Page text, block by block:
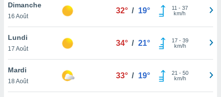
votre
à
Dimanche
16 Août
32° / 19° 11 - 37
km/h
Lundi
17 Août
34° / 21° 17- 39
km/h
Mardi
18 Août
33° / 19° 21 - 50
km/h